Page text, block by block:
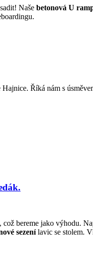
Naše betonová U
Říká nám s
bereme jako výhodu.
sezenílavic se stolem.